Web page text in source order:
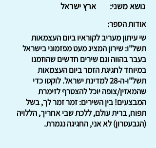
ארץ ישראל
נושא משני:
אודות הספר:
שי עיתון מעריב לקוראיו ביום העצמאות
תשל"ו: שירון המציג מעט מפזמוני בישראל
בעבר בהווה וגם שירים חדשים שהוזמנו
במיוחד לחגיגת הזמר ביום העצמאות
תשל"ו-ה-28 למדינת ישראל. לוקטו כדי
שהמאזין/צופה יוכל להצטרף לזימרת
המבצעים! בין השירים: זמר זמר לך, בשל
תפוח, ברית עולם, ללכת שבי אחריך, הללויה
(הגבעטרון) לא אני, החגיגה נגמרת.